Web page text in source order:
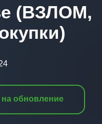
(ВЗЛОМ,
обновление